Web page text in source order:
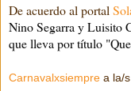
De acuerdo al portal
Nino Segarra y Luisito
que lleva por título
Carnavalxsiempre a la/s